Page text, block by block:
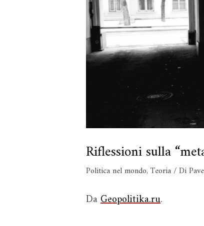
Riflessioni sulla
Politica nel mondo,Teoria/ Di
Da Geopolitika.ru.